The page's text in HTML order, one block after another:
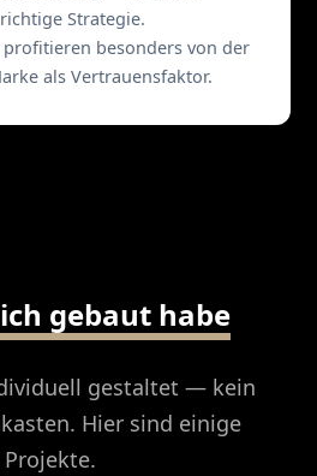
Strategie.
besonders von der
als Vertrauensfaktor.
gebaut habe
gestaltet — kein
Hier sind einige